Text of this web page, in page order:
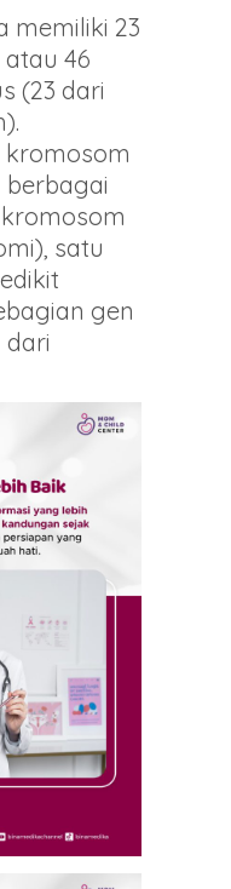
memiliki 23
46
(23 dari
kromosom
satu
gen
dari